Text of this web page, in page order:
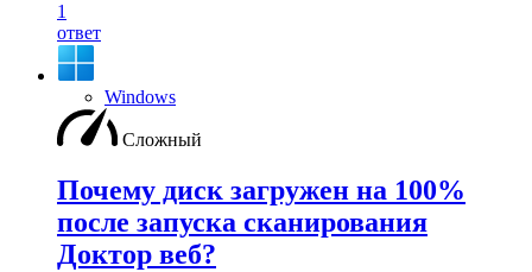
1
ответ
Windows
Сложный
Почему диск загружен на 100%
после запуска сканирования
Доктор веб?